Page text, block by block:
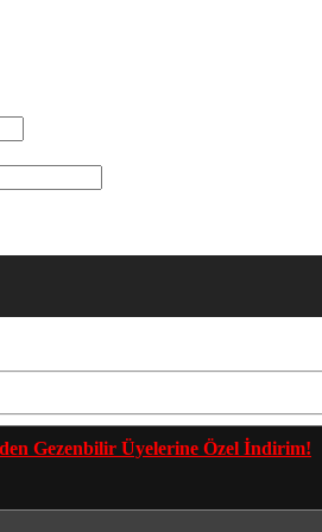
Grupları'na Katılmak İçin